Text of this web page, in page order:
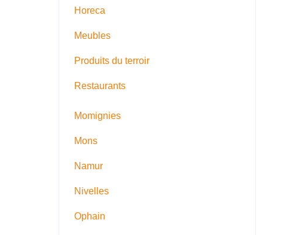
Horeca
Meubles
Produits du terroir
Restaurants
Momignies
Mons
Namur
Nivelles
Ophain